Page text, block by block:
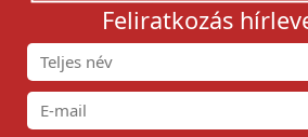
Feliratkozás